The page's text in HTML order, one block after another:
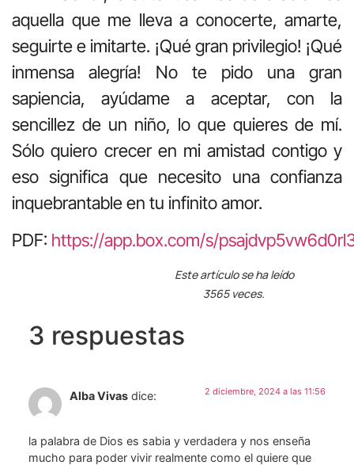
aquella que me lleva a conocerte, amarte,
seguirte e imitarte. ¡Qué gran privilegio! ¡Qué
inmensa alegría! No te pido una gran
sapiencia, ayúdame a aceptar, con la
sencillez de un niño, lo que quieres de mí.
Sólo quiero crecer en mi amistad contigo y
eso significa que necesito una confianza
inquebrantable en tu infinito amor.
PDF: https://app.box.com/s/
Este artículo se ha leído
3565 veces.
3 respuestas
Alba Vivas dice: 2 diciembre, 2024 a las 11:56
la palabra de Dios es sabia y verdadera y nos enseña
mucho para poder vivir realmente como el quiere que